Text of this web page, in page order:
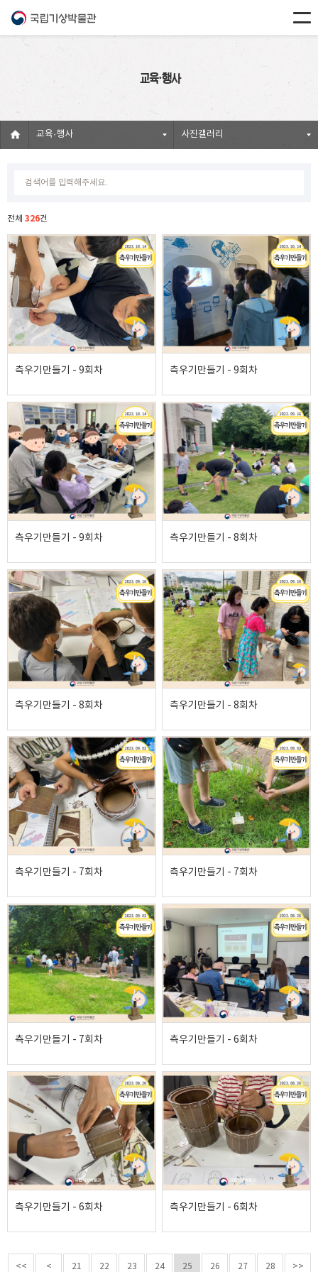
교육·행사
교육·행사 사진갤러리
전체 326건
측우기만들기 - 9회차 측우기만들기 - 9회차
측우기만들기 - 9회차 측우기만들기 - 8회차
측우기만들기 - 8회차 측우기만들기 - 8회차
측우기만들기 - 7회차 측우기만들기 - 7회차
측우기만들기 - 7회차 측우기만들기 - 6회차
측우기만들기 - 6회차 측우기만들기 - 6회차
<< < 21 22 23 24 25 26 27 28 >>